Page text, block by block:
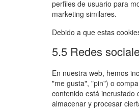
perfiles de usuario para
marketing similares.
Debido a que estas
5.5 Redes
En nuestra web, hemos
"me gusta", "pin") o
contenido está incrustado
almacenar y procesar